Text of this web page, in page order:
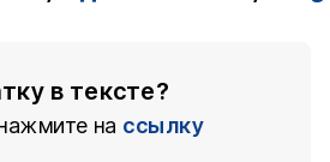
в тексте?
на ссылку